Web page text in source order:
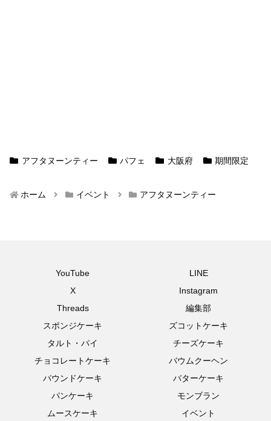
アフタヌーンティー パフェ 大阪府 期間限定
ホーム イベント アフタヌーンティー
YouTube
LINE
X
Instagram
Threads
編集部
スポンジケーキ
ズコットケーキ
タルト・パイ
チーズケーキ
チョコレートケーキ
バウムクーヘン
パウンドケーキ
バターケーキ
パンケーキ
モンブラン
ムースケーキ
イベント